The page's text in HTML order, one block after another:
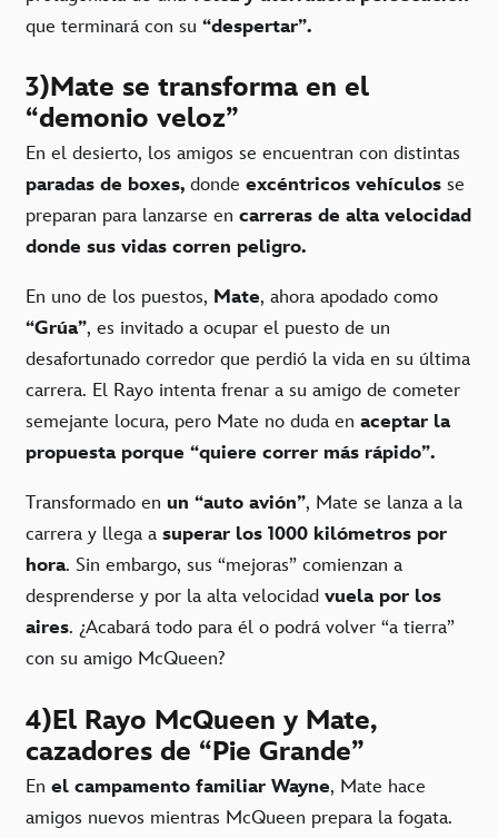
que terminará con su “despertar”.
3)Mate se transforma en el
“demonio veloz”
En el desierto, los amigos se encuentran con distintas
paradas de boxes, donde excéntricos vehículos se
preparan para lanzarse en carreras de alta velocidad
donde sus vidas corren peligro.
En uno de los puestos, Mate, ahora apodado como
“Grúa”, es invitado a ocupar el puesto de un
desafortunado corredor que perdió la vida en su última
carrera. El Rayo intenta frenar a su amigo de cometer
semejante locura, pero Mate no duda en aceptar la
propuesta porque “quiere correr más rápido”.
Transformado en un “auto avión”, Mate se lanza a la
carrera y llega a superar los 1000 kilómetros por
hora. Sin embargo, sus “mejoras” comienzan a
desprenderse y por la alta velocidad vuela por los
aires. ¿Acabará todo para él o podrá volver “a tierra”
con su amigo McQueen?
4)El Rayo McQueen y Mate,
cazadores de “Pie Grande”
En el campamento familiar Wayne, Mate hace
amigos nuevos mientras McQueen prepara la fogata.